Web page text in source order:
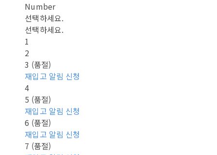
Number
선택하세요.
선택하세요.
1
2
3 (품절)
재입고 알림 신청
4
5 (품절)
재입고 알림 신청
6 (품절)
재입고 알림 신청
7 (품절)